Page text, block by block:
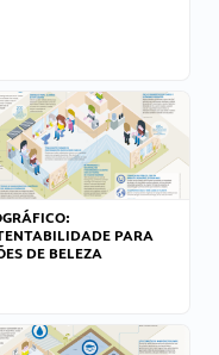
PARA
DE BELEZA